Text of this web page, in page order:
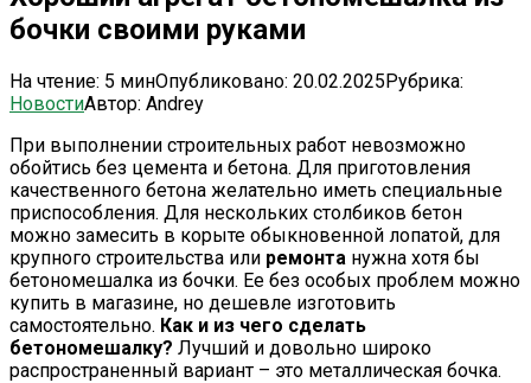
бочки своими руками
На чтение: 5 минОпубликовано: 20.02.2025Рубрика:
НовостиАвтор: Andrey
При выполнении строительных работ невозможно
обойтись без цемента и бетона. Для приготовления
качественного бетона желательно иметь специальные
приспособления. Для нескольких столбиков бетон
можно замесить в корыте обыкновенной лопатой, для
крупного строительства или ремонта нужна хотя бы
бетономешалка из бочки. Ее без особых проблем можно
купить в магазине, но дешевле изготовить
самостоятельно. Как и из чего сделать
бетономешалку? Лучший и довольно широко
распространенный вариант – это металлическая бочка.